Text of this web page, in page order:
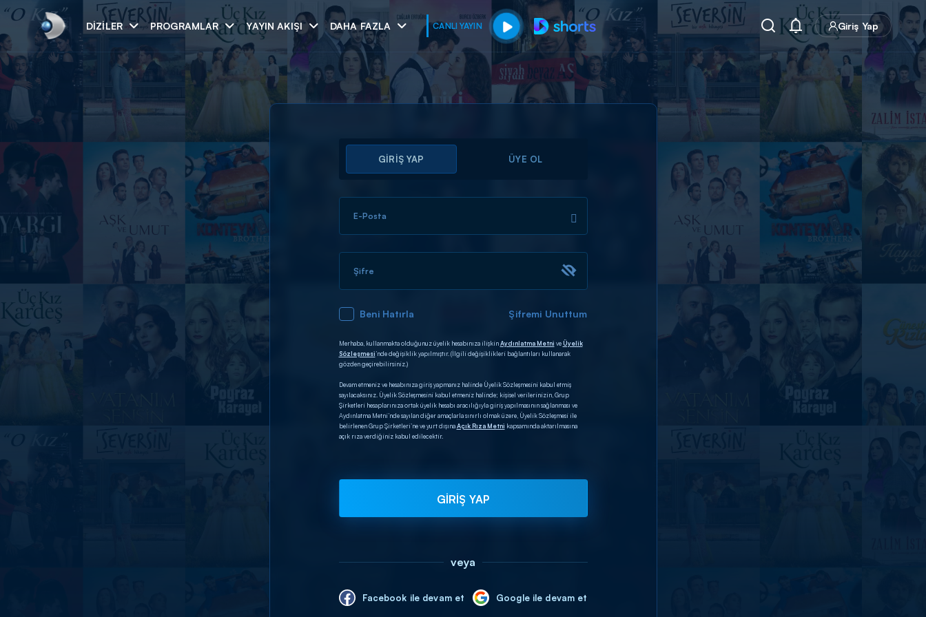
DIZILER PROGRAMLAR YAYIN AKIŞI DAHA FAZLA CANLI YAYIN Giriş Yap
Arama
ARAMA SONUÇLARI
GİRİŞ YAP ÜYE OL
E-Posta
Şifre
Beni Hatırla Şifremi Unuttum
Merhaba, kullanmakta olduğunuz üyelik hesabınıza ilişkinAydınlatma Metni veÜyelik
Sözleşmesi’nde değişiklik yapılmıştır. (İlgili değişiklikleri bağlantıları kullanarak
gözden geçirebilirsiniz.)
Devam etmeniz ve hesabınıza giriş yapmanız halinde Üyelik Sözleşmesini kabul etmiş
sayılacaksınız. Üyelik Sözleşmesini kabul etmeniz halinde; kişisel verilerinizin, Grup
Şirketleri hesaplarınıza ortak üyelik hesabı aracılığıyla giriş yapılmasının sağlanması ve
Aydınlatma Metni’nde sayılan diğer amaçlarla sınırlı olmak üzere, Üyelik Sözleşmesi ile
belirlenen Grup Şirketleri’ne ve yurt dışınaAçık Rıza Metni kapsamında aktarılmasına
açık rıza verdiğiniz kabul edilecektir.
GİRİŞ YAP
veya
Facebook ile devam et Google ile devam et